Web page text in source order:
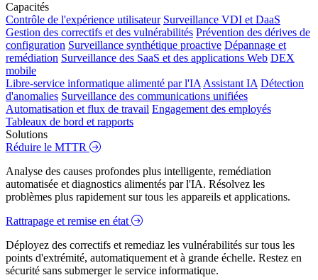
Capacités
Contrôle de l'expérience utilisateur Surveillance VDI et DaaS
Gestion des correctifs et des vulnérabilités Prévention des dérives de
configuration Surveillance synthétique proactive Dépannage et
remédiation Surveillance des SaaS et des applications Web DEX
mobile
Libre-service informatique alimenté par l'IA Assistant IA Détection
d'anomalies Surveillance des communications unifiées
Automatisation et flux de travail Engagement des employés
Tableaux de bord et rapports
Solutions
Réduire le MTTR
Analyse des causes profondes plus intelligente, remédiation
automatisée et diagnostics alimentés par l'IA. Résolvez les
problèmes plus rapidement sur tous les appareils et applications.
Rattrapage et remise en état
Déployez des correctifs et remediaz les vulnérabilités sur tous les
points d'extrémité, automatiquement et à grande échelle. Restez en
sécurité sans submerger le service informatique.